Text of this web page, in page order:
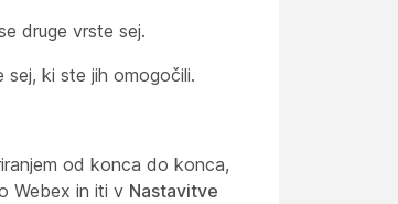
druge vrste sej.
ki ste jih omogočili.
od konca do konca,
Webex in iti v Nastavitve